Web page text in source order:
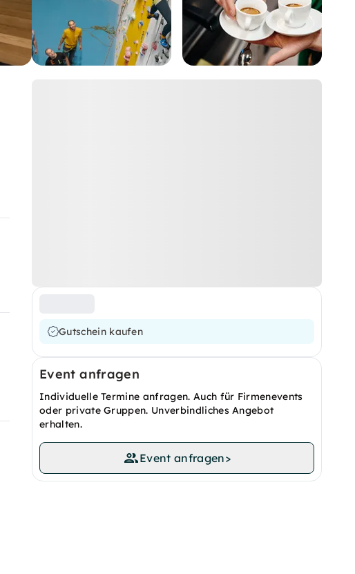
Gutschein kaufen
Event anfragen
Individuelle Termine anfragen. Auch für Firmenevents
oder private Gruppen. Unverbindliches Angebot
erhalten.
Event anfragen>